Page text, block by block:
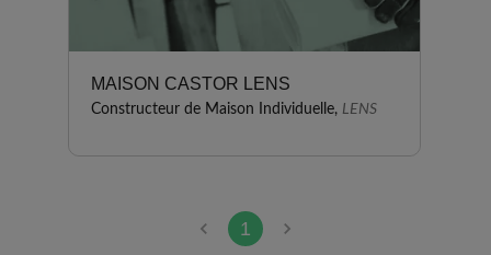
MAISON CASTOR LENS
Constructeur de Maison Individuelle, LENS
1